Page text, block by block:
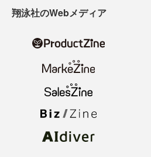
翔泳社のWebメディア